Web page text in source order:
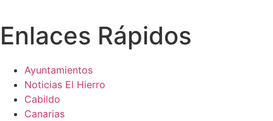
Enlaces Rápidos
Ayuntamientos
Noticias El Hierro
Cabildo
Canarias